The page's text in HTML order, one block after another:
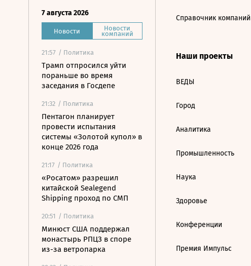
7 августа 2026
Новости Новости
компаний
21:57 / Политика
Трамп отпросился уйти
пораньше во время
заседания в Госдепе
21:32 / Политика
Пентагон планирует
провести испытания
системы «Золотой купол» в
конце 2026 года
21:17 / Политика
«Росатом» разрешил
китайской Sealegend
Shipping проход по СМП
20:51 / Политика
Минюст США поддержал
монастырь РПЦЗ в споре
из-за ветропарка
Справочник компаний
Наши проекты
ВЕДЫ
Город
Аналитика
Промышленность
Наука
Здоровье
Конференции
Премия Импульс